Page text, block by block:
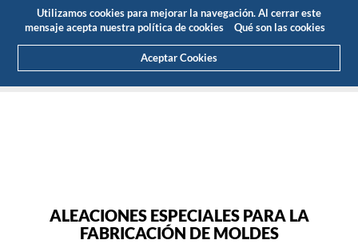
Utilizamos cookies para mejorar la navegación. Al cerrar este
mensaje acepta nuestra política de cookies
Qué son las cookies
Aceptar Cookies
Área Cliente
Presupuesto(0)
ALEACIONES ESPECIALES PARA LA
FABRICACIÓN DE MOLDES